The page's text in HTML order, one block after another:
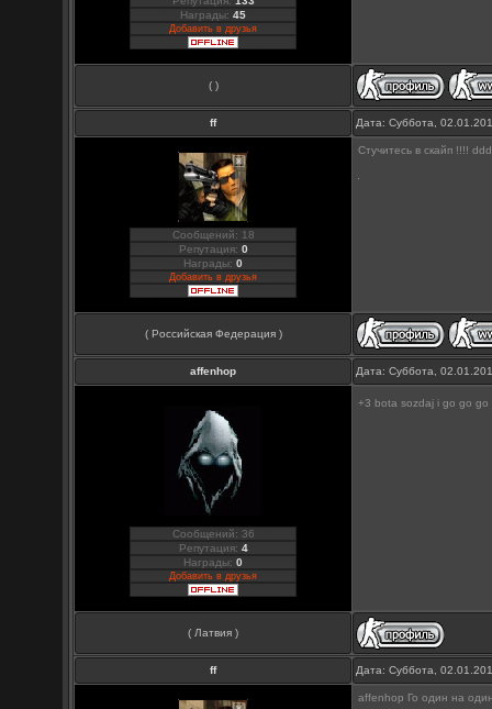
Награды:45
Добавить в друзья
( )
ff Дата: Суббота,
Сообщений: 18
Репутация: 0
Награды:0
Добавить в друзья
Стучитесь в скайп !!!!
( Российская Федерация )
affenhop Дата: Суббота,
Сообщений: 36
Репутация: 4
Награды:0
Добавить в друзья
+3 bota sozdaj i go go
( Латвия )
ff Дата: Суббота,
affenhop Го один на